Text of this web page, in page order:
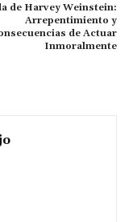
de Harvey Weinstein:
Arrepentimiento y
de Actuar
Inmoralmente